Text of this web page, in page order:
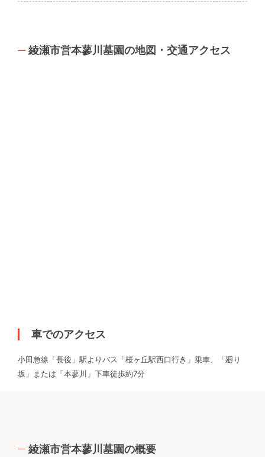
綾瀬市営本蓼川墓園の地図・交通アクセス
車でのアクセス
小田急線「長後」駅よりバス「桜ヶ丘駅西口行き」乗車、「廻り
坂」または「本蓼川」下車徒歩約7分
綾瀬市営本蓼川墓園の概要